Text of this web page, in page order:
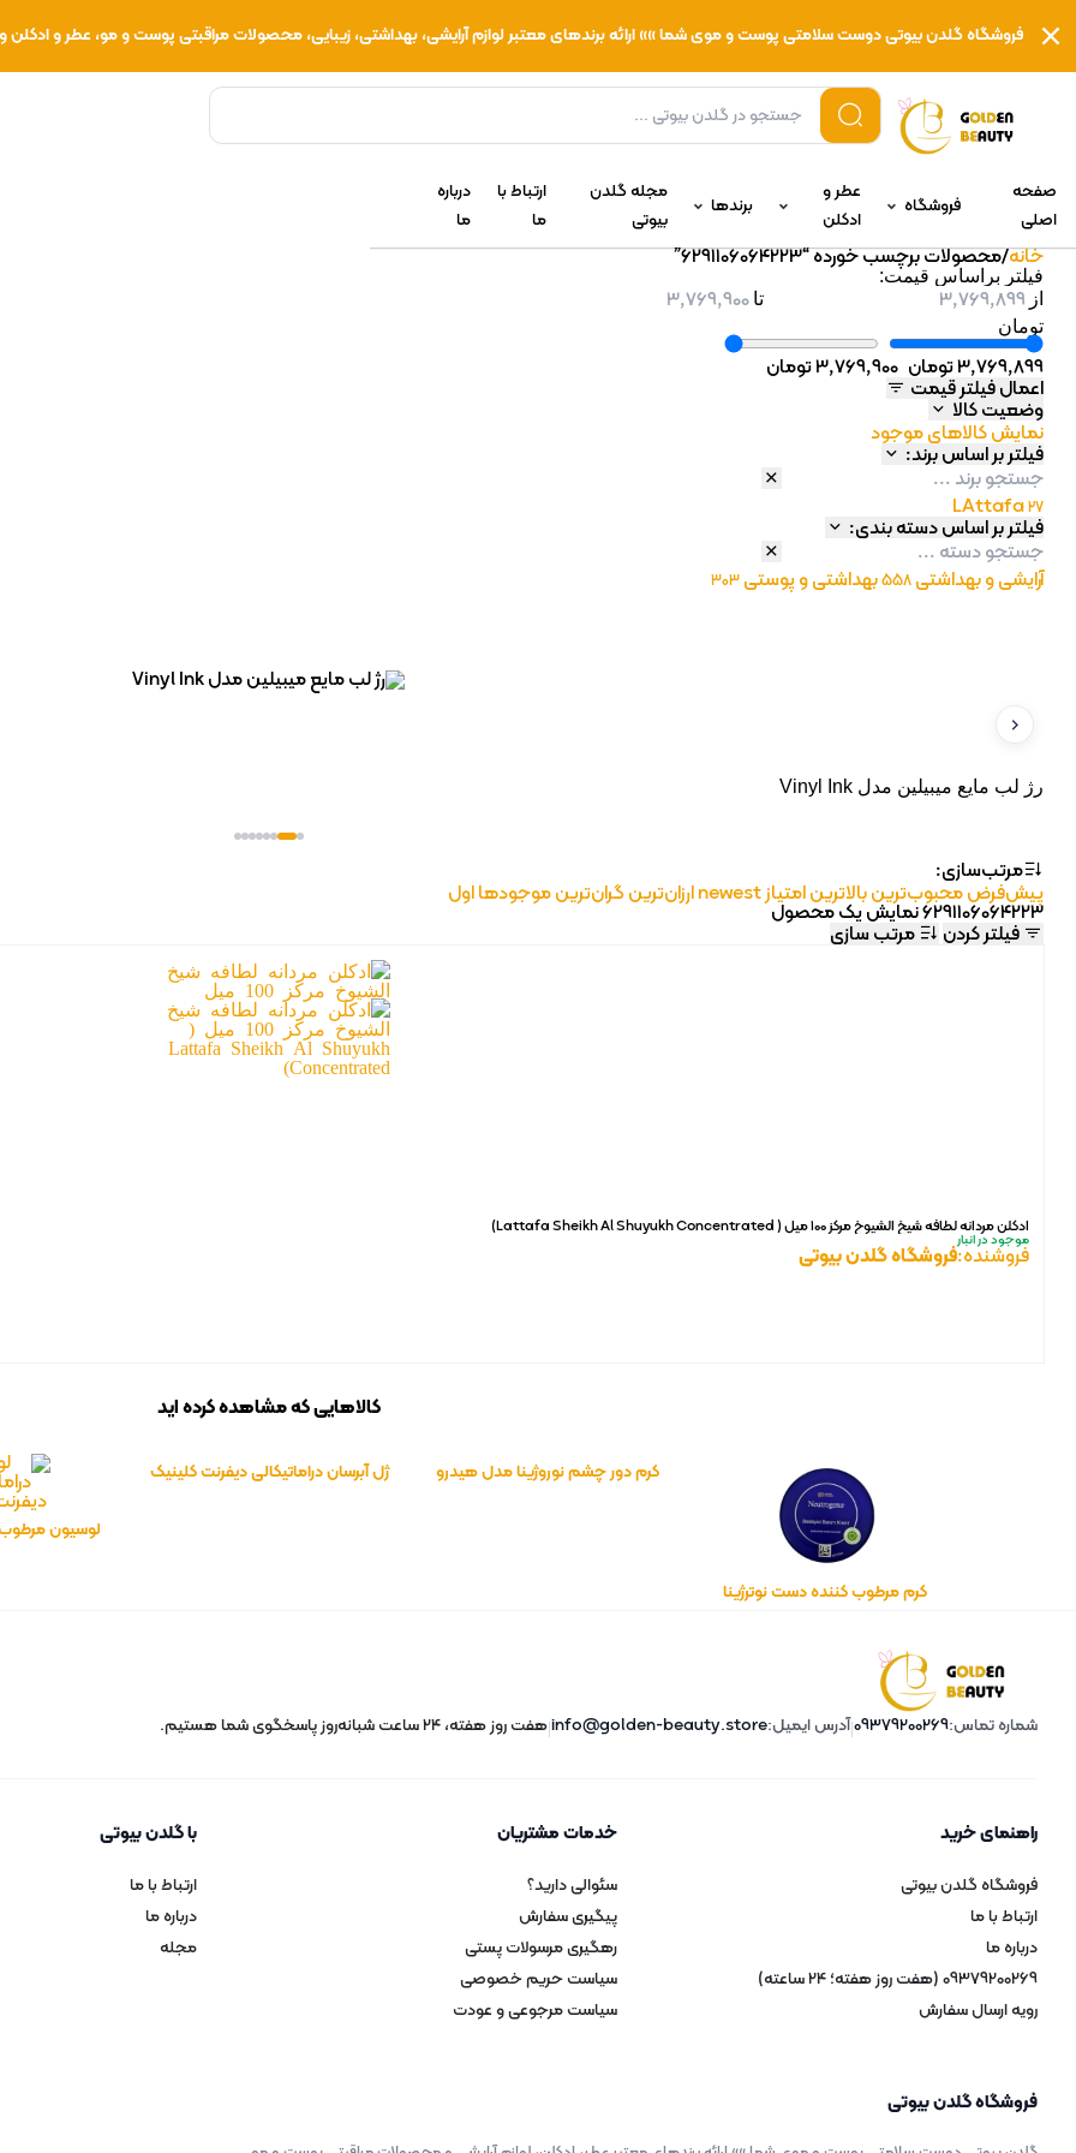
فروشگاه گلدن بیوتی دوست سلامتی پوست و موی شما »» ارائه برندهای معتبر لوازم آرایشی، بهداشتی، زیبایی، محصولات مراقبتی پوست و مو، عطر و ادکلن
صفحه
اصلی
فروشگاه
عطر و
ادکلن
برندها
مجله گلدن
بیوتی
ارتباط با
ما
درباره
ما
خانه/محصولات برچسب خورده “6291106064223”
فیلتر براساس قیمت:
از
تا
تومان
3,769,899 تومان 3,769,900 تومان
اعمال فیلتر قیمت
وضعیت کالا
نمایش کالاهای موجود
فیلتر بر اساس برند:
LAttafa27
فیلتر بر اساس دسته بندی:
آرایشی و بهداشتی 558بهداشتی و پوستی 303
رژ لب مایع میبیلین مدل Vinyl Ink
مرتب‌سازی:
پیش‌فرضمحبوب‌ترینبالاترین امتیازnewestارزان‌ترینگران‌ترینموجودها اول
6291106064223نمایش یک محصول
فیلتر کردن مرتب سازی
ادکلن مردانه لطافه شیخ الشیوخ مرکز 100 میل ( Lattafa Sheikh Al Shuyukh Concentrated)
موجود در انبار
فروشنده:فروشگاه گلدن بیوتی
کالاهایی که مشاهده کرده اید
کرم مرطوب کننده دست نوترژینا
کرم دور چشم نوروژینا مدل هیدرو
ژل آبرسان دراماتیکالی دیفرنت کلینیک
لوسیون مرطوب
شماره تماس:09379200269
|آدرس ایمیل:info@golden-beauty.store
|هفت روز هفته، 24 ساعت شبانه‌روز پاسخگوی شما هستیم.
راهنمای خرید
فروشگاه گلدن بیوتی
ارتباط با ما
درباره ما
09379200269 (هفت روز هفته؛ 24 ساعته)
رویه ارسال سفارش
خدمات مشتریان
سئوالی دارید؟
پیگیری سفارش
رهگیری مرسولات پستی
سیاست حریم خصوصی
سیاست مرجوعی و عودت
با گلدن بیوتی
ارتباط با ما
درباره ما
مجله
فروشگاه گلدن بیوتی